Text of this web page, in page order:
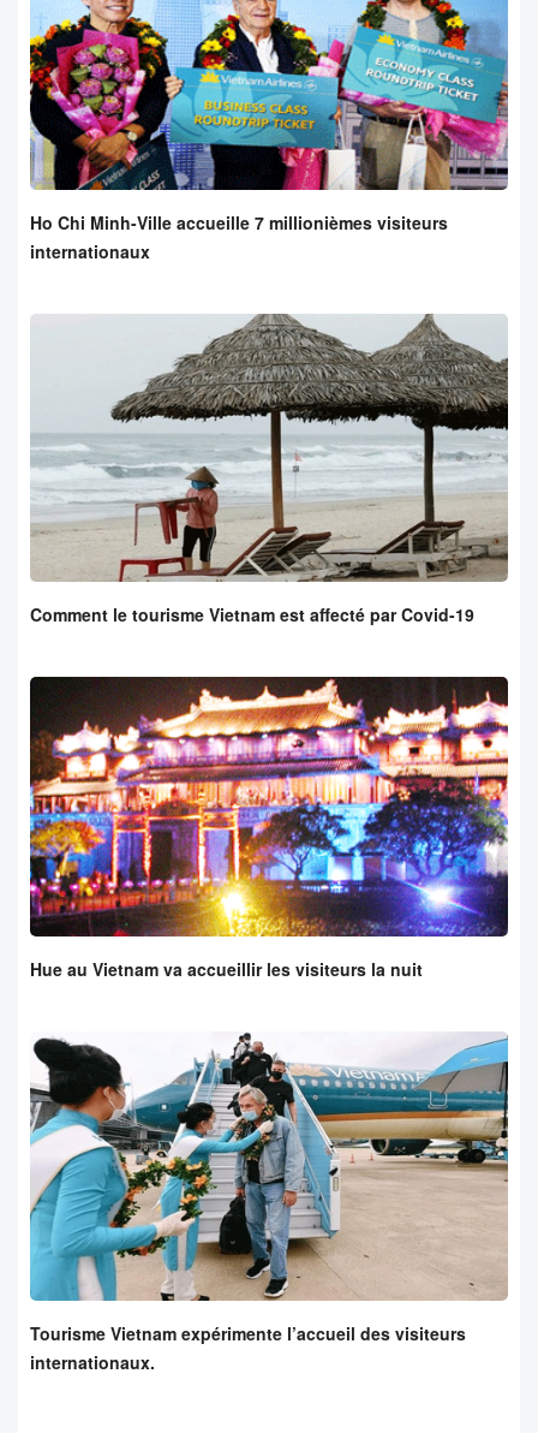
Ho Chi Minh-Ville accueille 7 millionièmes visiteurs
internationaux
Comment le tourisme Vietnam est affecté par Covid-19
Hue au Vietnam va accueillir les visiteurs la nuit
Tourisme Vietnam expérimente l’accueil des visiteurs
internationaux.